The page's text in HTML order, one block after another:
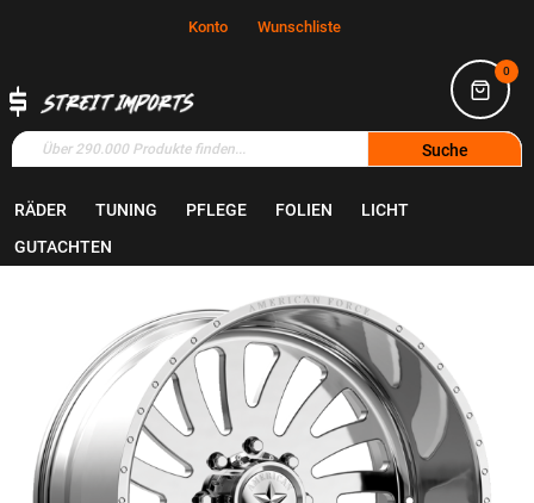
Konto Wunschliste
0
Suche
RÄDER TUNING PFLEGE FOLIEN
LICHT
GUTACHTEN
Zum
Ende